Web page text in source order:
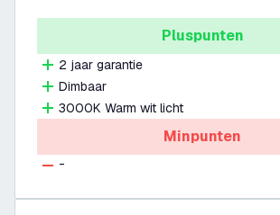
Pluspunten
2 jaar garantie
Dimbaar
3000K Warm wit licht
Minpunten
-